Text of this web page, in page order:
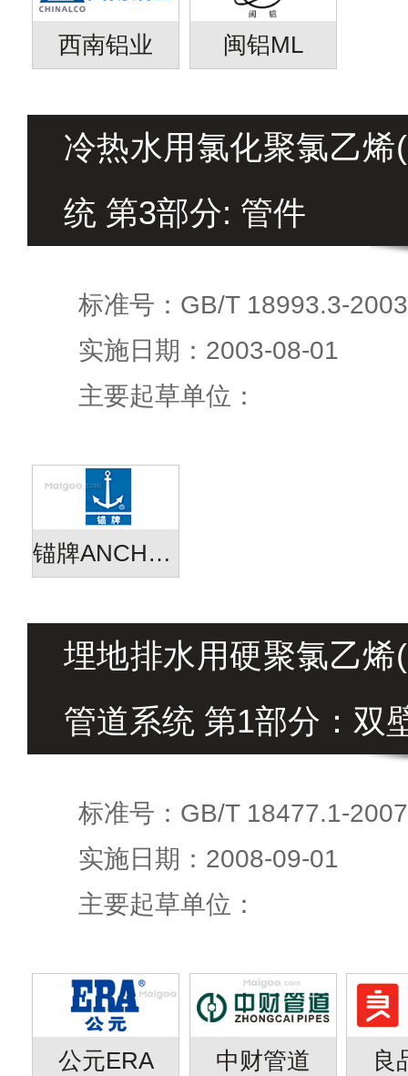
西南铝业 闽铝ML
冷热水用氯化聚氯乙烯
统 第3部分: 管件
标准号：GB/T 18993.3-2003
实施日期：2003-08-01
主要起草单位：
锚牌ANCHOR
埋地排水用硬聚氯乙烯
管道系统 第1部分：双
标准号：GB/T 18477.1-2007
实施日期：2008-09-01
主要起草单位：
公元ERA 中财管道 良